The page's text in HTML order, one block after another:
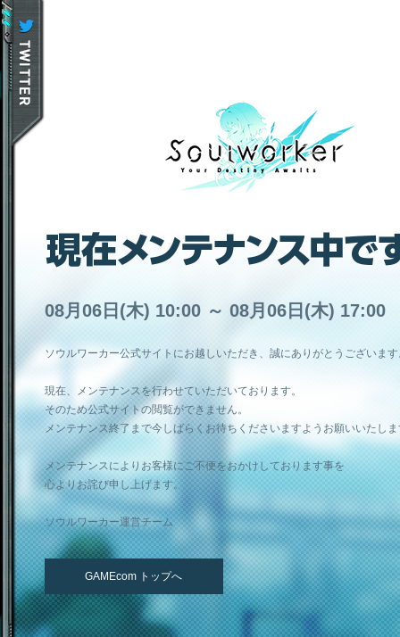
08月06日(木) 10:00 ～ 08月06日(木) 17:00
ソウルワーカー公式サイトにお越しいただき、誠にありがとうございま
現在、メンテナンスを行わせていただいております。
そのため公式サイトの閲覧ができません。
メンテナンス終了まで今しばらくお待ちくださいますようお願いいたし
メンテナンスによりお客様にご不便をおかけしております事を
心よりお詫び申し上げます。
ソウルワーカー運営チーム
GAMEcom トップへ